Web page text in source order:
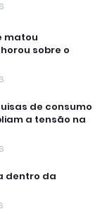
matou
sobre o
de consumo
a tensão na
dentro da